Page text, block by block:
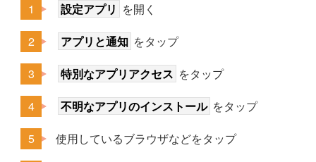
設定アプリ を開く
アプリと通知 をタップ
特別なアプリアクセス をタップ
不明なアプリのインストール をタップ
使用しているブラウザなどをタップ